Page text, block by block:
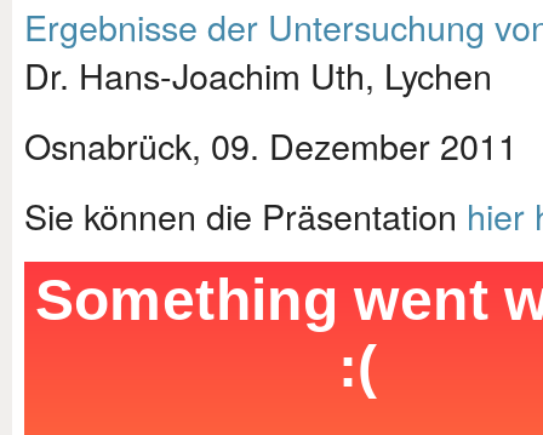
Ergebnisse der Untersuchung
Dr. Hans-Joachim Uth, Lychen
Osnabrück, 09. Dezember 2011
Sie können die Präsentation hier